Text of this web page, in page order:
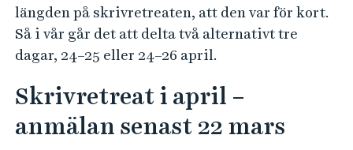
längden på skrivretreaten, att den var för kort.
Så i vår går det att delta två alternativt tre
dagar, 24–25 eller 24–26 april.
Skrivretreat i april –
anmälan senast 22 mars